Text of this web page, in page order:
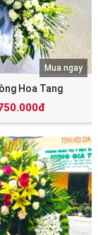
Hoa Tang
Mua ngay